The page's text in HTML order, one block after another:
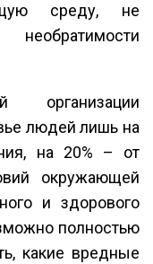
среду, не
людей лишь на
на 20% – от
окружающей
и здорового
полностью
какие вредные